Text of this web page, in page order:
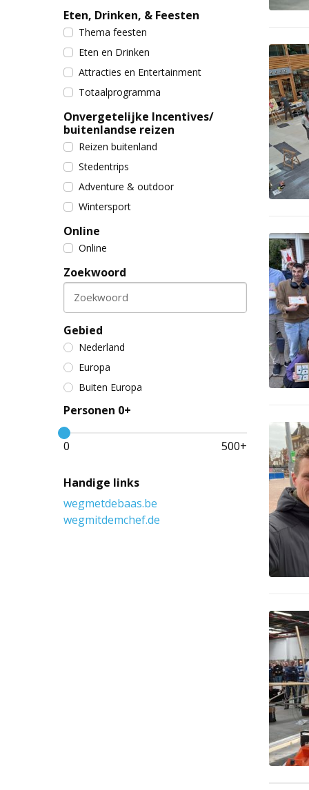
Eten, Drinken, & Feesten
Thema feesten
Eten en Drinken
Attracties en Entertainment
Totaalprogramma
Onvergetelijke Incentives/
buitenlandse reizen
Reizen buitenland
Stedentrips
Adventure & outdoor
Wintersport
Online
Online
Zoekwoord
Zoekwoord
Gebied
Nederland
Europa
Buiten Europa
Personen 0+
0 500+
Handige links
wegmetdebaas.be
wegmitdemchef.de